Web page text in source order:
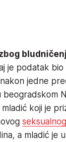
je podatak
jedne
beogradskom
koji je
a mladić je